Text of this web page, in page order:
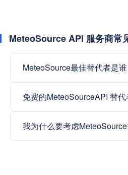
MeteoSource API 服务商常
MeteoSource最佳替代者是谁
免费的MeteoSourceAPI 替代
我为什么要考虑